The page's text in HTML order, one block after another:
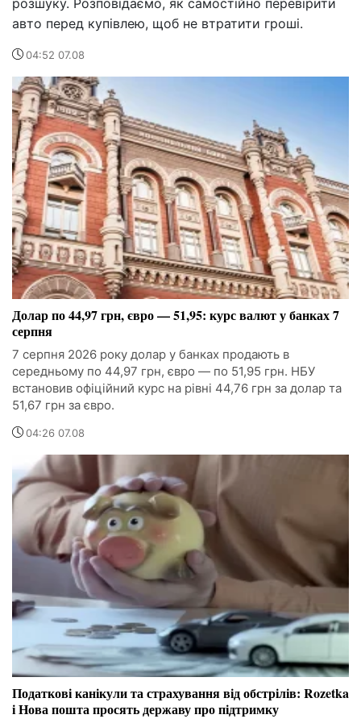
розшуку. Розповідаємо, як самостійно перевірити
авто перед купівлею, щоб не втратити гроші.
04:52 07.08
Долар по 44,97 грн, євро — 51,95: курс валют у банках 7
серпня
7 серпня 2026 року долар у банках продають в
середньому по 44,97 грн, євро — по 51,95 грн. НБУ
встановив офіційний курс на рівні 44,76 грн за долар та
51,67 грн за євро.
04:26 07.08
Податкові канікули та страхування від обстрілів: Rozetka
і Нова пошта просять державу про підтримку